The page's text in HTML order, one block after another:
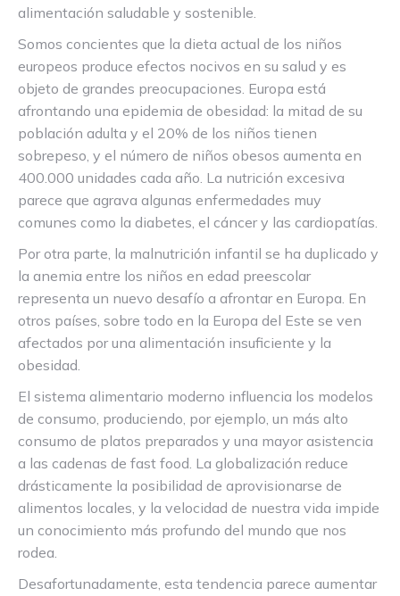
alimentación saludable y sostenible.
Somos concientes que la dieta actual de los niños
europeos produce efectos nocivos en su salud y es
objeto de grandes preocupaciones. Europa está
afrontando una epidemia de obesidad: la mitad de su
población adulta y el 20% de los niños tienen
sobrepeso, y el número de niños obesos aumenta en
400.000 unidades cada año. La nutrición excesiva
parece que agrava algunas enfermedades muy
comunes como la diabetes, el cáncer y las cardiopatías.
Por otra parte, la malnutrición infantil se ha duplicado y
la anemia entre los niños en edad preescolar
representa un nuevo desafío a afrontar en Europa. En
otros países, sobre todo en la Europa del Este se ven
afectados por una alimentación insuficiente y la
obesidad.
El sistema alimentario moderno influencia los modelos
de consumo, produciendo, por ejemplo, un más alto
consumo de platos preparados y una mayor asistencia
a las cadenas de fast food. La globalización reduce
drásticamente la posibilidad de aprovisionarse de
alimentos locales, y la velocidad de nuestra vida impide
un conocimiento más profundo del mundo que nos
rodea.
Desafortunadamente, esta tendencia parece aumentar